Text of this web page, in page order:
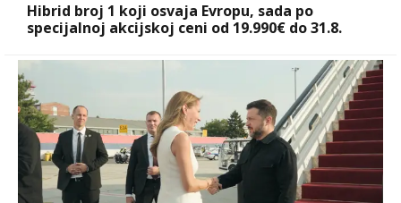
Hibrid broj 1 koji osvaja Evropu, sada po
specijalnoj akcijskoj ceni od 19.990€ do 31.8.